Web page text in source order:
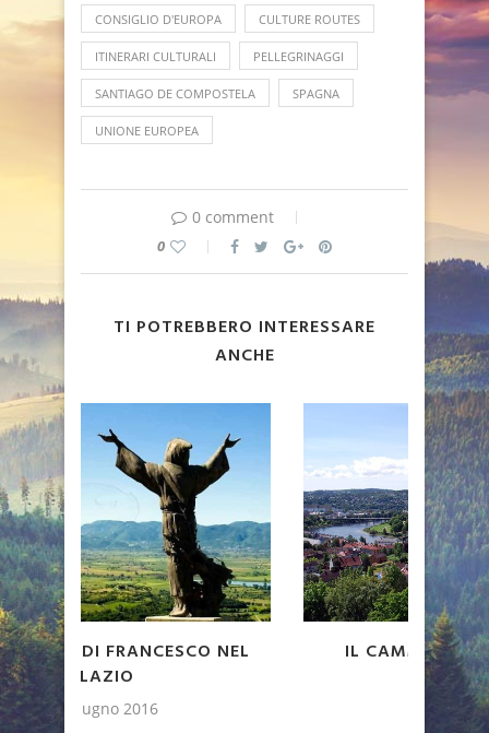
CONSIGLIO D'EUROPA CULTURE ROUTES
ITINERARI CULTURALI PELLEGRINAGGI
SANTIAGO DE COMPOSTELA SPAGNA
UNIONE EUROPEA
0 comment
0
TI POTREBBERO INTERESSARE
ANCHE
IL CAMMINO DI SANT’OLAV